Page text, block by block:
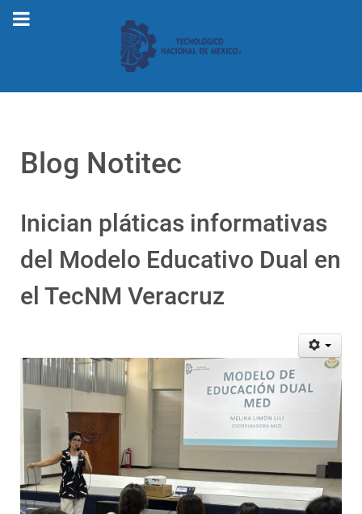
Blog Notitec
Inician pláticas informativas
del Modelo Educativo Dual en
el TecNM Veracruz